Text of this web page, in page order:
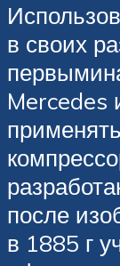
в своих
Mercedes
после
в 1885 г